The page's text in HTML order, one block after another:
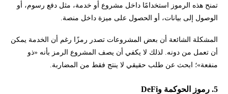
تمنح هذه الرموز استخدامًا داخل مشروع أو خدمة، مثل دفع رسوم، أو
الوصول إلى بيانات، أو الحصول على ميزة داخل منصة.
المشكلة الشائعة أن بعض المشروعات تصدر رمزًا رغم أن الخدمة يمكن
أن تعمل من دونه. لذلك لا يكفي أن يصف المشروع الرمز بأنه «ذو
منفعة»؛ ابحث عن طلب حقيقي لا ينتج فقط من المضاربة.
5. رموز الحوكمة وDeFi